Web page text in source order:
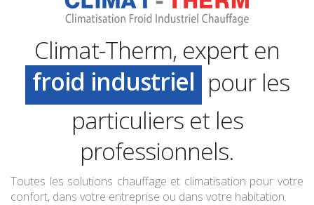
Climat-Therm, expert en
climatisation
chauffage
froid industriel
climatisation
pour les
particuliers et les
professionnels.
Toutes les solutions chauffage et climatisation pour votre
confort, dans votre entreprise ou dans votre habitation.